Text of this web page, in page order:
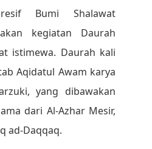
Bumi Shalawat
kegiatan Daurah
istimewa. Daurah kali
Aqidatul Awam karya
yang dibawakan
dari Al-Azhar Mesir,
ad-Daqqaq.